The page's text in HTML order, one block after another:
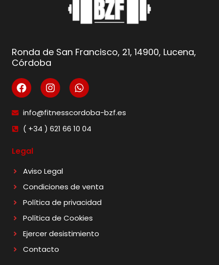
Ronda de San Francisco, 21, 14900, Lucena,
Córdoba
info@fitnesscordoba-bzf.es
( +34 ) 621 66 10 04
Legal
Aviso Legal
Condiciones de venta
Política de privacidad
Política de Cookies
Ejercer desistimiento
Contacto